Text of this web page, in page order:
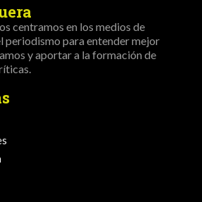
centramos en los medios de
periodismo para entender mejor
y aportar a la formación de